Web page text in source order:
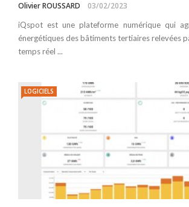
Olivier ROUSSARD 03/02/2023
iQspot est une plateforme numérique qui
énergétiques des bâtiments tertiaires relevées
temps réel ...
LOGICIELS